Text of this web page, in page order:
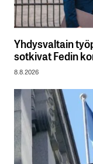
Yhdysvaltain
sotkivat Fedin
8.8.2026